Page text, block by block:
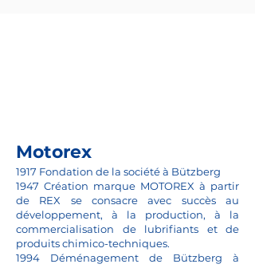
Motorex
1917 Fondation de la société à Bützberg
1947 Création marque MOTOREX à partir
de REX se consacre avec succès au
développement, à la production, à la
commercialisation de lubrifiants et de
produits chimico-techniques.
1994 Déménagement de Bützberg à